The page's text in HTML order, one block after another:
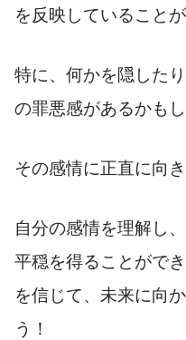
を反映していることが
特に、何かを隠した
の罪悪感があるかもし
その感情に正直に向
自分の感情を理解し
平穏を得ることがで
を信じて、未来に向
う！